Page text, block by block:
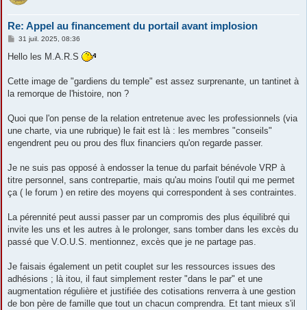
Re: Appel au financement du portail avant implosion
M
s
g
31 juil. 2025, 08:36
Hello les M.A.R.S
Cette image de "gardiens du temple" est assez surprenante, un tantinet à
la remorque de l'histoire, non ?
Quoi que l'on pense de la relation entretenue avec les professionnels (via
une charte, via une rubrique) le fait est là : les membres "conseils"
engendrent peu ou prou des flux financiers qu'on regarde passer.
Je ne suis pas opposé à endosser la tenue du parfait bénévole VRP à
titre personnel, sans contrepartie, mais qu'au moins l'outil qui me permet
ça ( le forum ) en retire des moyens qui correspondent à ses contraintes.
La pérennité peut aussi passer par un compromis des plus équilibré qui
invite les uns et les autres à le prolonger, sans tomber dans les excès du
passé que V.O.U.S. mentionnez, excès que je ne partage pas.
Je faisais également un petit couplet sur les ressources issues des
adhésions ; là itou, il faut simplement rester "dans le par" et une
augmentation régulière et justifiée des cotisations renverra à une gestion
de bon père de famille que tout un chacun comprendra. Et tant mieux s'il